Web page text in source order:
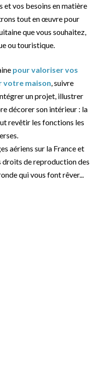
et vos besoins en matière
tout en œuvre pour
que vous souhaitez,
ou touristique.
pour valoriser vos
votre maison, suivre
un projet, illustrer
décorer son intérieur : la
revêtir les fonctions les
aériens sur la France et
droits de reproduction des
qui vous font rêver...